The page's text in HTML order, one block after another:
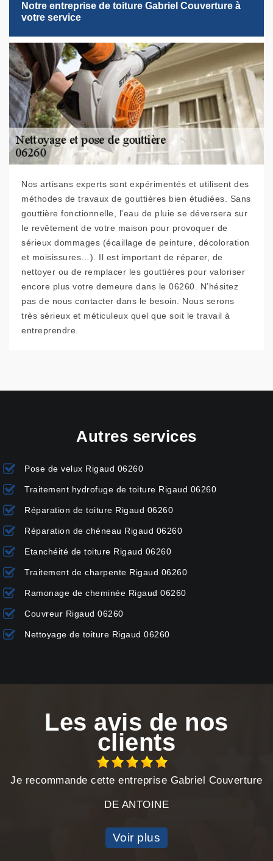
Notre entreprise de toiture Gabriel Couverture à
votre service
Nos artisans experts sont expérimentés et utilisent des
méthodes de travaux de gouttières bien étudiées. Sans
gouttière fonctionnelle, l'eau de pluie se déversera sur
le revêtement de votre maison pour provoquer de
sérieux dommages (écaillage de peinture, décoloration
et moisissures…). Il est important de réparer, de
nettoyer ou de remplacer les gouttières pour valoriser
encore plus votre demeure dans le 06260. N’hésitez
pas de nous contacter dans le besoin. Nous serons
très sérieux et méticuleux quel que soit le travail à
entreprendre.
Autres services
Pose de velux Rigaud 06260
Traitement hydrofuge de toiture Rigaud 06260
Réparation de toiture Rigaud 06260
Réparation de chéneau Rigaud 06260
Etanchéité de toiture Rigaud 06260
Traitement de charpente Rigaud 06260
Ramonage de cheminée Rigaud 06260
Couvreur Rigaud 06260
Nettoyage de toiture Rigaud 06260
Les avis de nos
clients
Je recommande cette entreprise Gabriel Couverture
DE ANTOINE
Voir plus